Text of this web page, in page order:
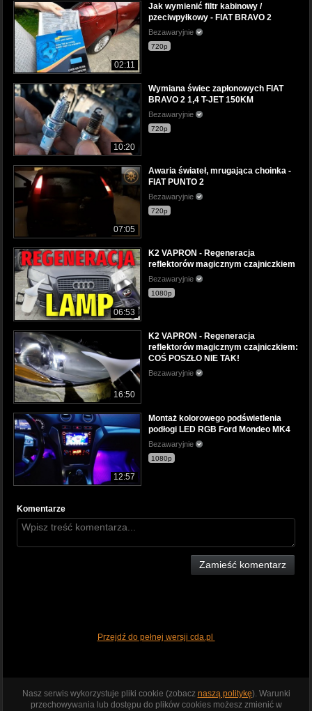
02:11
Jak wymienić filtr kabinowy /
pzeciwpyłkowy - FIAT BRAVO 2
Bezawaryjnie
720p
10:20
Wymiana świec zapłonowych FIAT
BRAVO 2 1,4 T-JET 150KM
Bezawaryjnie
720p
07:05
Awaria świateł, mrugająca choinka -
FIAT PUNTO 2
Bezawaryjnie
720p
06:53
K2 VAPRON - Regeneracja
reflektorów magicznym czajniczkiem
Bezawaryjnie
1080p
16:50
K2 VAPRON - Regeneracja
reflektorów magicznym czajniczkiem:
COŚ POSZŁO NIE TAK!
Bezawaryjnie
12:57
Montaż kolorowego podświetlenia
podłogi LED RGB Ford Mondeo MK4
Bezawaryjnie
1080p
Komentarze
Zamieść komentarz
Przejdź do pełnej wersji cda.pl
Nasz serwis wykorzystuje pliki cookie (zobacz naszą politykę). Warunki
przechowywania lub dostępu do plików cookies możesz zmienić w